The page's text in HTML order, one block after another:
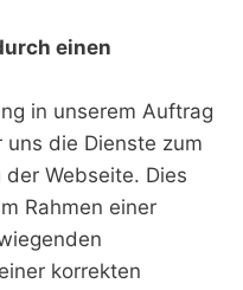
einen
in unserem Auftrag
die Dienste zum
Webseite. Dies
Rahmen einer
korrekten